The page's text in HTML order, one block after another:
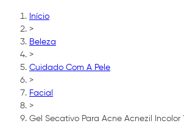
Início
>
Beleza
>
Cuidado Com A Pele
>
Facial
>
Gel Secativo Para Acne Acnezil Incolor